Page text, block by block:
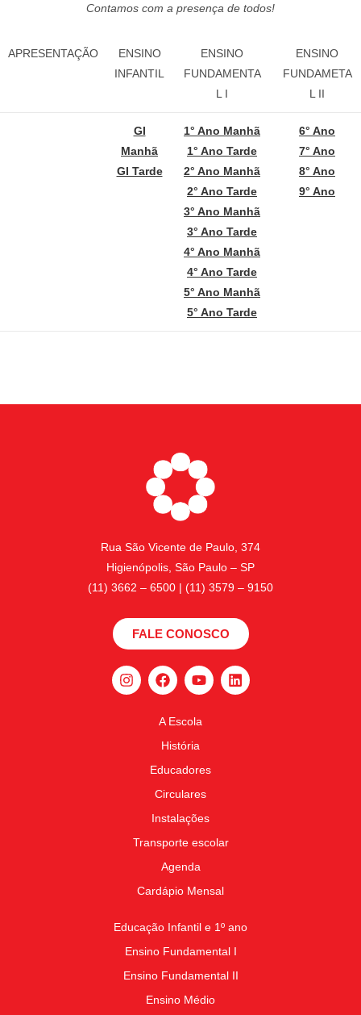
Contamos com a presença de todos!
APRESENTAÇÃO
ENSINO
INFANTIL
ENSINO
FUNDAMENTA
L I
ENSINO
FUNDAMETA
L II
GI
Manhã
GI Tarde
1° Ano Manhã
1° Ano Tarde
2° Ano Manhã
2° Ano Tarde
3° Ano Manhã
3° Ano Tarde
4° Ano Manhã
4° Ano Tarde
5° Ano Manhã
5° Ano Tarde
6° Ano
7° Ano
8° Ano
9° Ano
Rua São Vicente de Paulo, 374
Higienópolis, São Paulo – SP
(11) 3662 – 6500 | (11) 3579 – 9150
FALE CONOSCO
A Escola
História
Educadores
Circulares
Instalações
Transporte escolar
Agenda
Cardápio Mensal
Educação Infantil e 1º ano
Ensino Fundamental I
Ensino Fundamental II
Ensino Médio